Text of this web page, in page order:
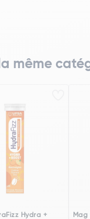
même
Hydra +
Mag